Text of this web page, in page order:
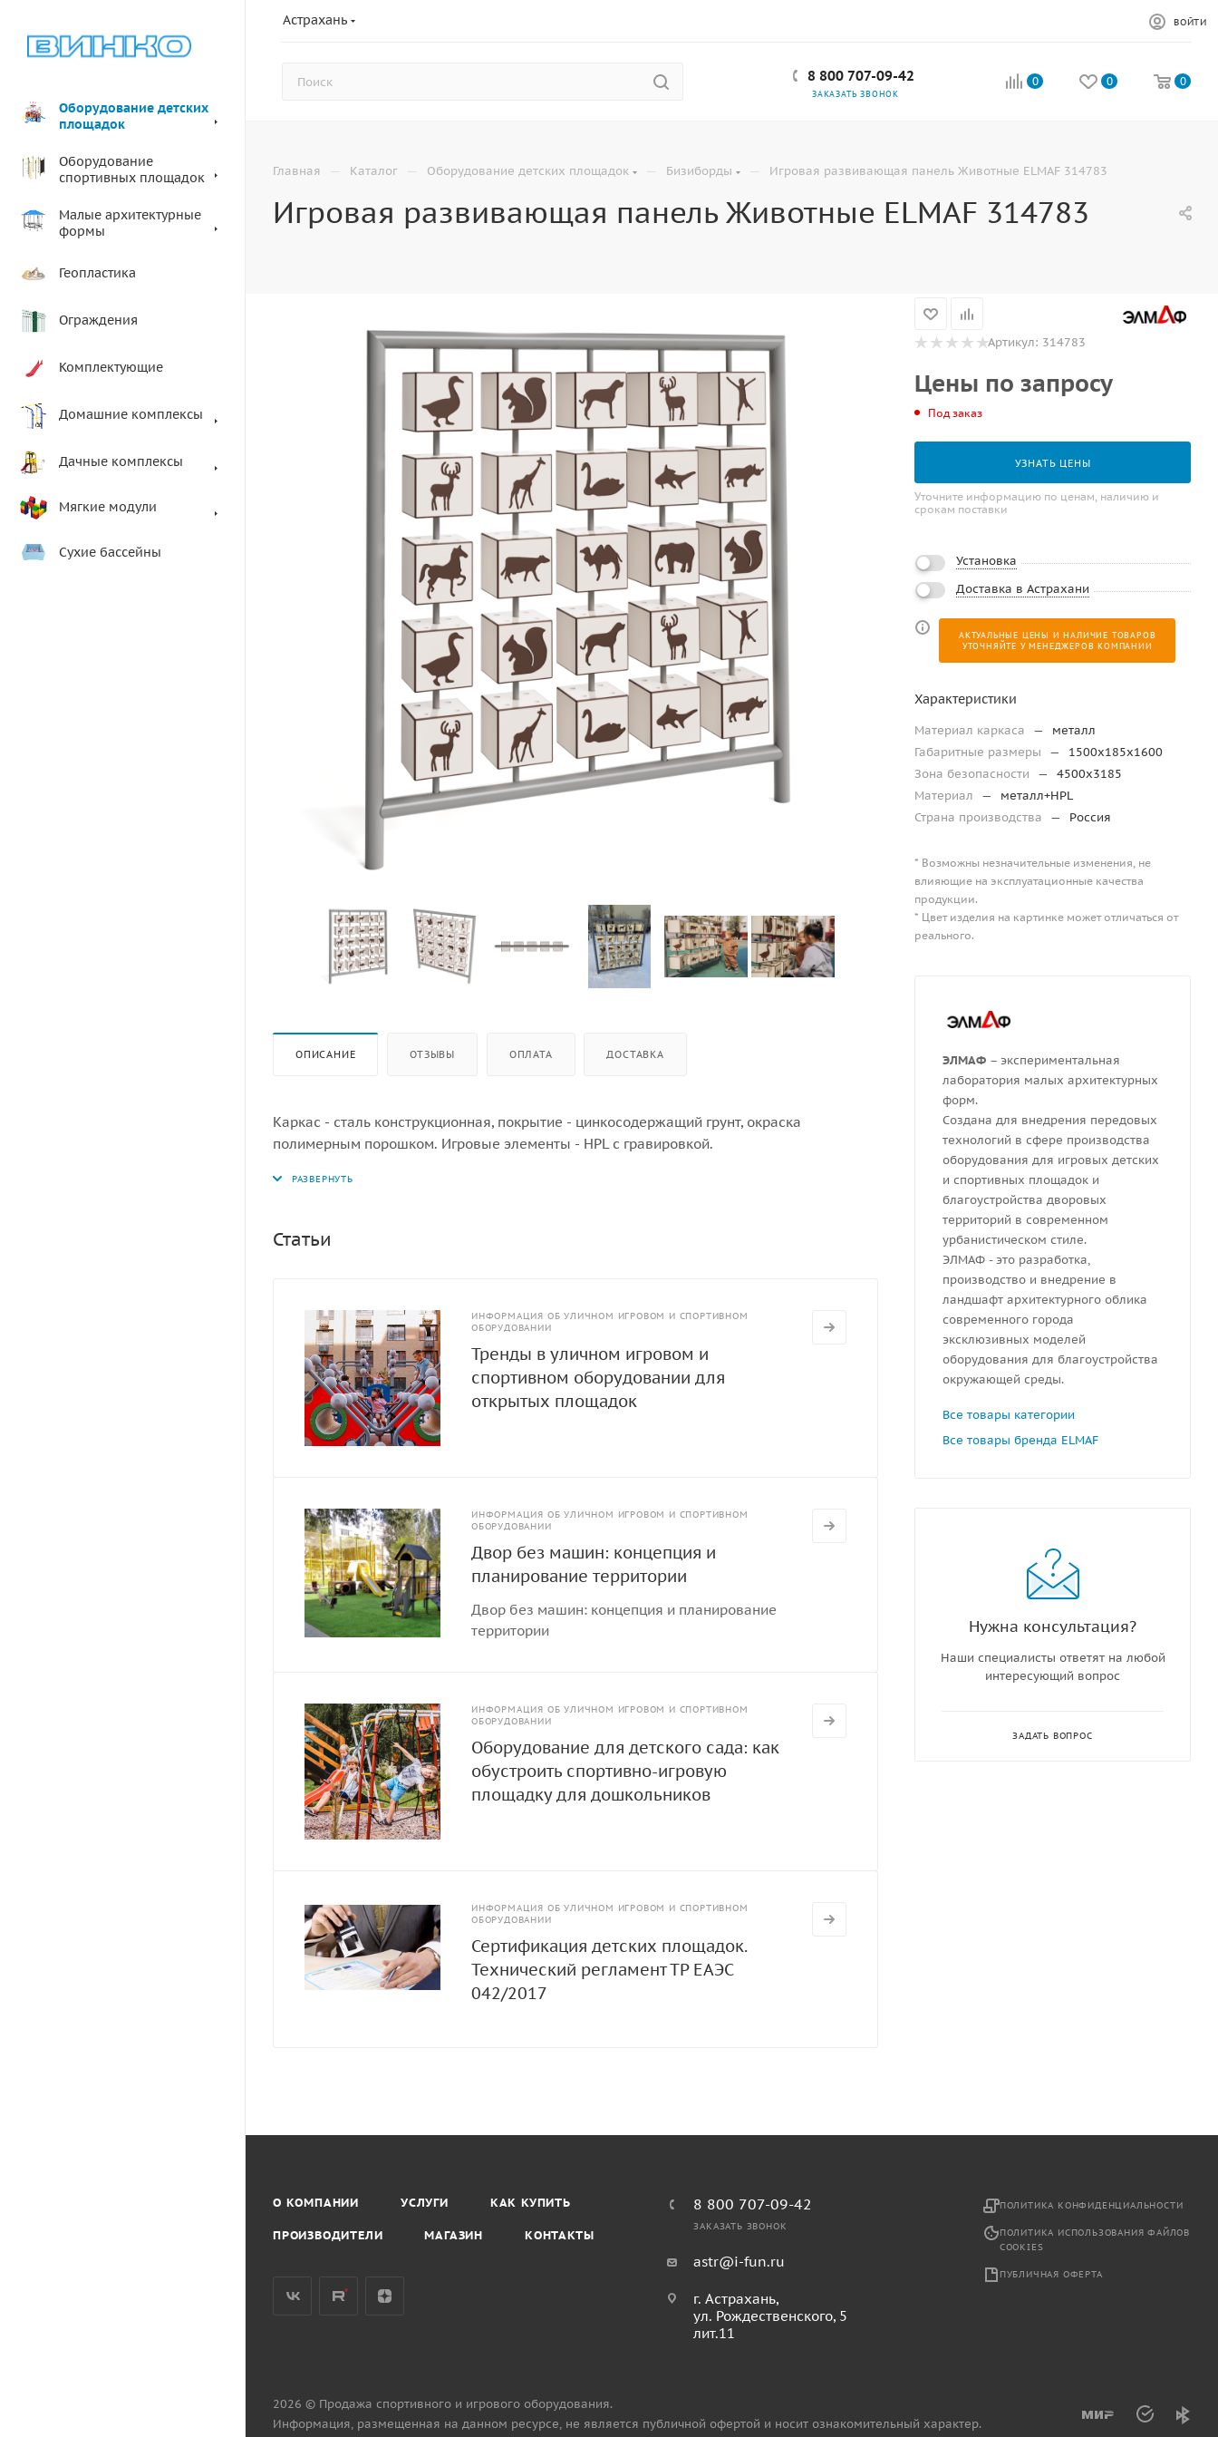
Астрахань ВОЙТИ
8 800 707-09-42
ЗАКАЗАТЬ ЗВОНОК
0 0 0
Оборудование детских
площадок
Оборудование
спортивных площадок
Малые архитектурные
формы
Геопластика
Ограждения
Комплектующие
Домашние комплексы
Дачные комплексы
Мягкие модули
Сухие бассейны
Главная — Каталог — Оборудование детских площадок — Бизиборды — Игровая развивающая панель Животные ELMAF 314783
Игровая развивающая панель Животные ELMAF 314783
ОПИСАНИЕ ОТЗЫВЫ ОПЛАТА ДОСТАВКА
Каркас - сталь конструкционная, покрытие - цинкосодержащий грунт, окраска
полимерным порошком. Игровые элементы - HPL с гравировкой.
Статьи
ИНФОРМАЦИЯ ОБ УЛИЧНОМ ИГРОВОМ И СПОРТИВНОМ
ОБОРУДОВАНИИ
Тренды в уличном игровом и
спортивном оборудовании для
открытых площадок
ИНФОРМАЦИЯ ОБ УЛИЧНОМ ИГРОВОМ И СПОРТИВНОМ
ОБОРУДОВАНИИ
Двор без машин: концепция и
планирование территории
Двор без машин: концепция и планирование
территории
ИНФОРМАЦИЯ ОБ УЛИЧНОМ ИГРОВОМ И СПОРТИВНОМ
ОБОРУДОВАНИИ
Оборудование для детского сада: как
обустроить спортивно-игровую
площадку для дошкольников
ИНФОРМАЦИЯ ОБ УЛИЧНОМ ИГРОВОМ И СПОРТИВНОМ
ОБОРУДОВАНИИ
Сертификация детских площадок.
Технический регламент ТР ЕАЭС
042/2017
Артикул: 314783
Цены по запросу
Под заказ
УЗНАТЬ ЦЕНЫ
Уточните информацию по ценам, наличию и
срокам поставки
Установка
Доставка в Астрахани
АКТУАЛЬНЫЕ ЦЕНЫ И НАЛИЧИЕ ТОВАРОВ
УТОЧНЯЙТЕ У МЕНЕДЖЕРОВ КОМПАНИИ
Характеристики
Материал каркаса —
металл
Габаритные размеры
—
1500х185х1600
Зона безопасности
—
4500х3185
Материал
—
металл+HPL
Страна производства
— Россия
* Возможны незначительные изменения, не
влияющие на эксплуатационные качества
продукции.
* Цвет изделия на картинке может отличаться от
реального.
ЭЛМАФ – экспериментальная
лаборатория малых архитектурных
форм.
Создана для внедрения передовых
технологий в сфере производства
оборудования для игровых детских
и спортивных площадок и
благоустройства дворовых
территорий в современном
урбанистическом стиле.
ЭЛМАФ - это разработка,
производство и внедрение в
ландшафт архитектурного облика
современного города
эксклюзивных моделей
оборудования для благоустройства
окружающей среды.
Все товары категории
Все товары бренда ELMAF
Нужна консультация?
Наши специалисты ответят на любой
интересующий вопрос
ЗАДАТЬ ВОПРОС
О КОМПАНИИ УСЛУГИ КАК КУПИТЬ
ПРОИЗВОДИТЕЛИ МАГАЗИН КОНТАКТЫ
8 800 707-09-42
ЗАКАЗАТЬ ЗВОНОК
astr@i-fun.ru
г. Астрахань,
ул. Рождественского, 5
лит.11
ПОЛИТИКА КОНФИДЕНЦИАЛЬНОСТИ
ПОЛИТИКА ИСПОЛЬЗОВАНИЯ ФАЙЛОВ
COOKIES
ПУБЛИЧНАЯ ОФЕРТА
2026 © Продажа спортивного и игрового оборудования.
Информация, размещенная на данном ресурсе, не является публичной офертой и носит ознакомительный характер.